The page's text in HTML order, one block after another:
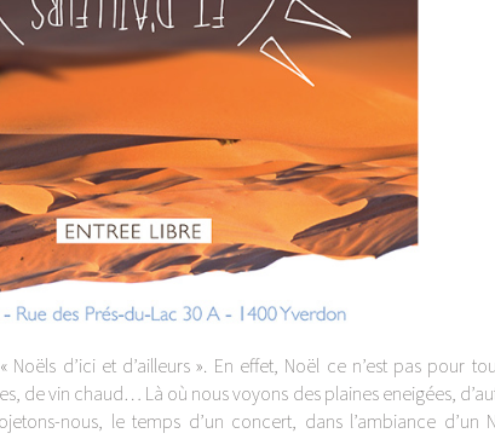
d’ici et d’ailleurs ». En effet, Noël ce n’est pas pour
de vin chaud… Là où nous voyons des plaines eneigées,
nous, le temps d’un concert, dans l’ambiance d’un